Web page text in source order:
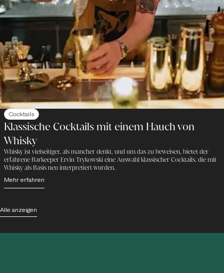
Cocktails
Klassische Cocktails mit einem Hauch von
Whisky
Whisky ist vielseitiger, als mancher denkt, und um das zu beweisen, bietet der
erfahrene Barkeeper Ervin Trykowski eine Auswahl klassischer Cocktails, die mit
Whisky als Basis neu interpretiert wurden.
Mehr erfahren
Alle anzeigen